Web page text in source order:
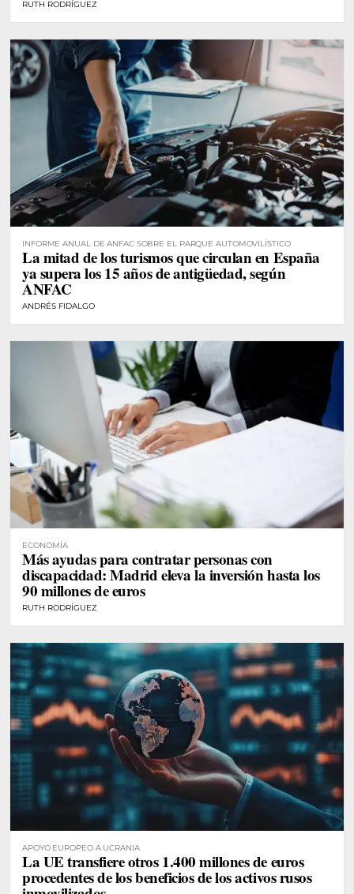
RUTH RODRÍGUEZ
INFORME ANUAL DE ANFAC SOBRE EL PARQUE AUTOMOVILÍSTICO
La mitad de los turismos que circulan en España
ya supera los 15 años de antigüedad, según
ANFAC
ANDRÉS FIDALGO
ECONOMÍA
Más ayudas para contratar personas con
discapacidad: Madrid eleva la inversión hasta los
90 millones de euros
RUTH RODRÍGUEZ
APOYO EUROPEO A UCRANIA
La UE transfiere otros 1.400 millones de euros
procedentes de los beneficios de los activos rusos